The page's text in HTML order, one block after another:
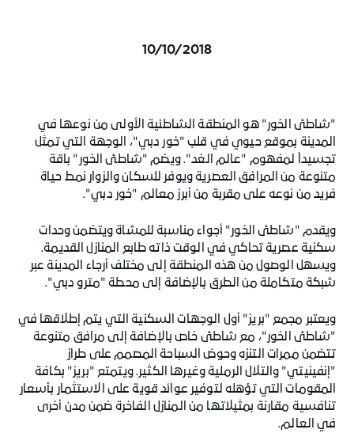
10/10/2018
"شاطئ الخور" هو المنطقة الشاطئية الأولى من نوعها في
المدينة بموقع حيوي في قلب "خور دبي"، الوجهة التي تمثل
تجسيداً لمفهوم "عالم الغد". ويضم "شاطئ الخور" باقة
متنوعة من المرافق العصرية ويوفر للسكان والزوار نمط حياة
فريد من نوعه على مقربة من أبرز معالم "خور دبي".
ويقدم "شاطئ الخور" أجواء مناسبة للمشاة ويتضمن وحدات
سكنية عصرية تحاكي في الوقت ذاته طابع المنازل القديمة.
ويسهل الوصول من هذه المنطقة إلى مختلف أرجاء المدينة عبر
شبكة متكاملة من الطرق بالإضافة إلى محطة "مترو دبي".
ويعتبر مجمع "بريز" أول الوجهات السكنية التي يتم إطلاقها في
"شاطئ الخور"، مع شاطئ خاص بالإضافة إلى مرافق متنوعة
تتضمن ممرات التنزه وحوض السباحة المصمم على طراز
"إنفينيتي" والتلال الرملية وغيرها الكثير. ويتمتع "بريز" بكافة
المقومات التي تؤهله لتوفير عوائد قوية على الاستثمار بأسعار
تنافسية مقارنة بمثيلاتها من المنازل الفاخرة ضمن مدن أخرى
في العالم.